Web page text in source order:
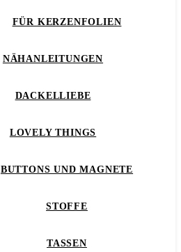
FÜR KERZENFOLIEN
NÄHANLEITUNGEN
DACKELLIEBE
LOVELY THINGS
BUTTONS UND MAGNETE
STOFFE
TASSEN